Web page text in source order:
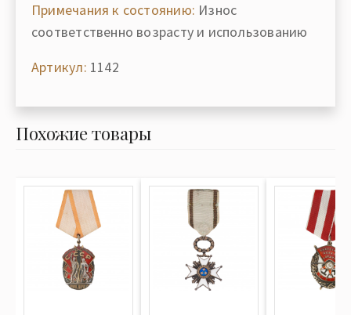
Примечания к состоянию: Износ
соответственно возрасту и использованию
Артикул: 1142
Похожие товары